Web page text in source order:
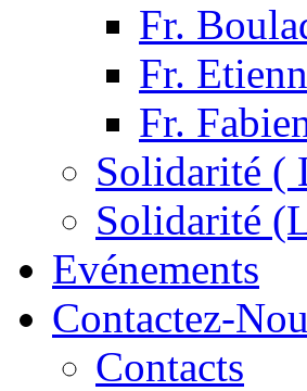
Fr.
Fr.
Fr.
Solidarité (
Solidarité
Evénements
Contactez-
Contacts